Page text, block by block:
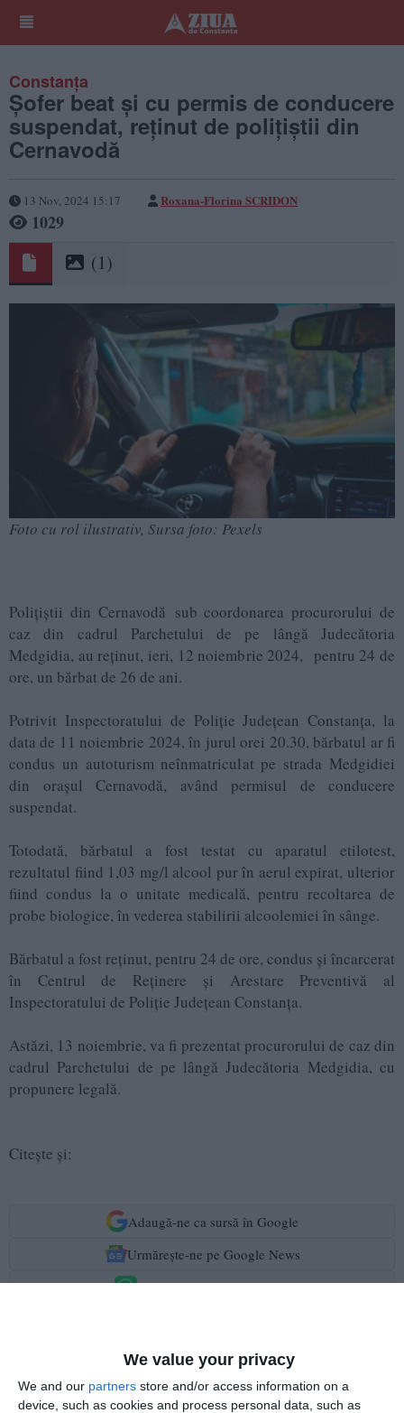
We value your privacy
We and our partners store and/or access information on a
device, such as cookies and process personal data, such as
Constanța
Șofer beat și cu permis de conducere
suspendat, reținut de polițiștii din
Cernavodă
13 Nov, 2024 15:17 Roxana-Florina SCRIDON
1029
(1)
Foto cu rol ilustrativ, Sursa foto: Pexels
Polițiștii din Cernavodă sub coordonarea procurorului de
caz din cadrul Parchetului de pe lângă Judecătoria
Medgidia, au reținut, ieri, 12 noiembrie 2024, pentru 24 de
ore, un bărbat de 26 de ani.
Potrivit Inspectoratului de Poliție Județean Constanța, la
data de 11 noiembrie 2024, în jurul orei 20.30, bărbatul ar fi
condus un autoturism neînmatriculat pe strada Medgidiei
din orașul Cernavodă, având permisul de conducere
suspendat.
Totodată, bărbatul a fost testat cu aparatul etilotest,
rezultatul fiind 1,03 mg/l alcool pur în aerul expirat, ulterior
fiind condus la o unitate medicală, pentru recoltarea de
probe biologice, în vederea stabilirii alcoolemiei în sânge.
Bărbatul a fost reținut, pentru 24 de ore, condus și încarcerat
în Centrul de Reținere și Arestare Preventivă al
Inspectoratului de Poliție Județean Constanța.
Astăzi, 13 noiembrie, va fi prezentat procurorului de caz din
cadrul Parchetului de pe lângă Judecătoria Medgidia, cu
propunere legală.
Citește și:
Adaugă-ne ca sursă în Google
Urmărește-ne pe Google News
Urmărește-ne pe Whatsapp
Ti-a placut articolul?